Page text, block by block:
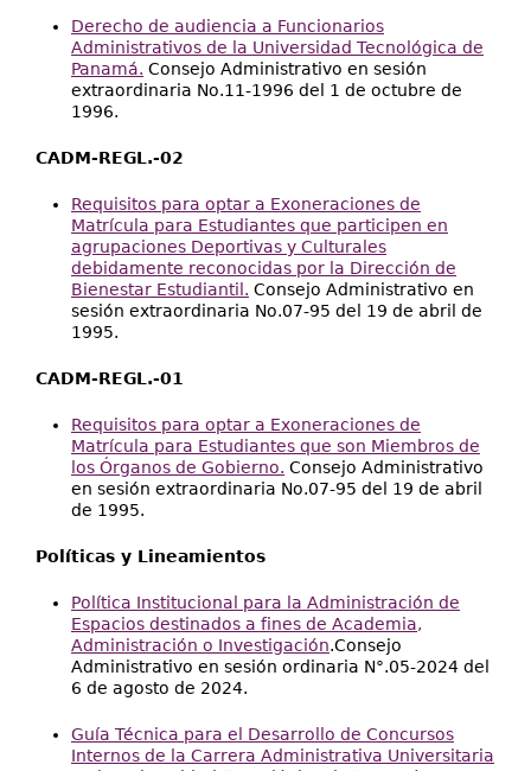
Derecho de audiencia a Funcionarios
Administrativos de la Universidad Tecnológica de
Panamá. Consejo Administrativo en sesión
extraordinaria No.11-1996 del 1 de octubre de
1996.
CADM-REGL.-02
Requisitos para optar a Exoneraciones de
Matrícula para Estudiantes que participen en
agrupaciones Deportivas y Culturales
debidamente reconocidas por la Dirección de
Bienestar Estudiantil. Consejo Administrativo en
sesión extraordinaria No.07-95 del 19 de abril de
1995.
CADM-REGL.-01
Requisitos para optar a Exoneraciones de
Matrícula para Estudiantes que son Miembros de
los Órganos de Gobierno. Consejo Administrativo
en sesión extraordinaria No.07-95 del 19 de abril
de 1995.
Políticas y Lineamientos
Política Institucional para la Administración de
Espacios destinados a fines de Academia,
Administración o Investigación.Consejo
Administrativo en sesión ordinaria N°.05-2024 del
6 de agosto de 2024.
Guía Técnica para el Desarrollo de Concursos
Internos de la Carrera Administrativa Universitaria